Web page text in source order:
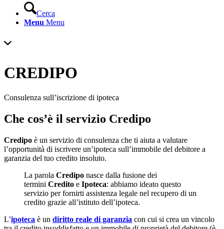
Cerca
Menu Menu
CREDIPO
Consulenza sull’iscrizione di ipoteca
Che cos’è il servizio Credipo
Credipo è un servizio di consulenza che ti aiuta a valutare
l’opportunità di iscrivere un’ipoteca sull’immobile del debitore a
garanzia del tuo credito insoluto.
La parola Credipo nasce dalla fusione dei
termini Credito e Ipoteca: abbiamo ideato questo
servizio per fornirti assistenza legale nel recupero di un
credito grazie all’istituto dell’ipoteca.
L’ipoteca è un diritto reale di garanzia con cui si crea un vincolo